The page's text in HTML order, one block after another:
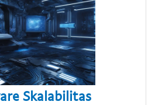
Skalabilitas